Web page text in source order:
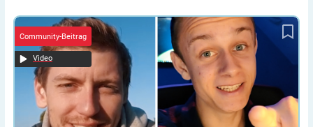
Diabetes-Video-Guide:
Wir brauchen DICH!
Community-Beitrag
Video